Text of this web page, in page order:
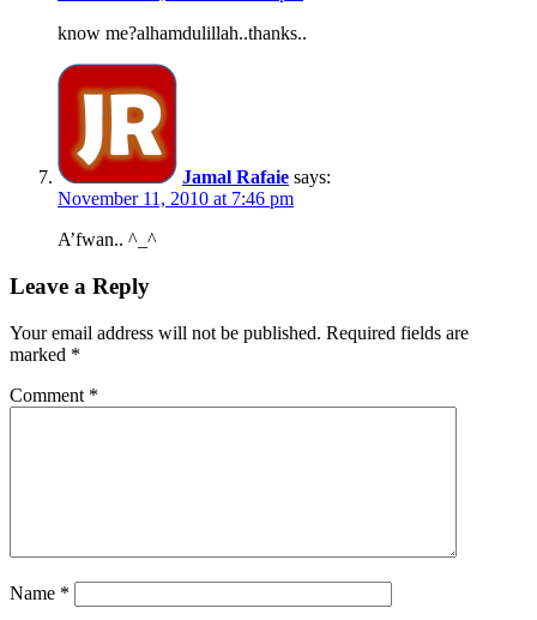
know me?alhamdulillah..thanks..
Jamal Rafaie says:
November 11, 2010 at 7:46 pm
A’fwan.. ^_^
Leave a Reply
Your email address will not be published. Required fields are
marked *
Comment *
Name *